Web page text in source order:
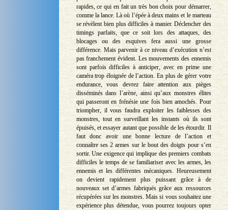
rapides, ce qui en fait un très bon choix pour démarrer,
comme la lance. Là où l’épée à deux mains et le marteau
se révèlent bien plus difficiles à manier. Déclencher des
timings parfaits, que ce soit lors des attaques, des
blocages ou des esquives fera aussi une grosse
différence. Mais parvenir à ce niveau d’exécution n’est
pas franchement évident. Les mouvements des ennemis
sont parfois difficiles à anticiper, avec en prime une
caméra trop éloignée de l’action. En plus de gérer votre
endurance, vous devrez faire attention aux pièges
disséminés dans l’arène, ainsi qu’aux monstres élites
qui passeront en frénésie une fois bien amochés. Pour
triompher, il vous faudra exploiter les faiblesses des
monstres, tout en surveillant les instants où ils sont
épuisés, et essayer autant que possible de les étourdir. Il
faut donc avoir une bonne lecture de l’action et
connaître ses 2 armes sur le bout des doigts pour s’en
sortir. Une exigence qui implique des premiers combats
difficiles le temps de se familiariser avec les armes, les
ennemis et les différentes mécaniques. Heureusement
on devient rapidement plus puissant grâce à de
nouveaux set d’armes fabriqués grâce aux ressources
récupérées sur les monstres. Mais si vous souhaitez une
expérience plus détendue, vous pourrez toujours opter